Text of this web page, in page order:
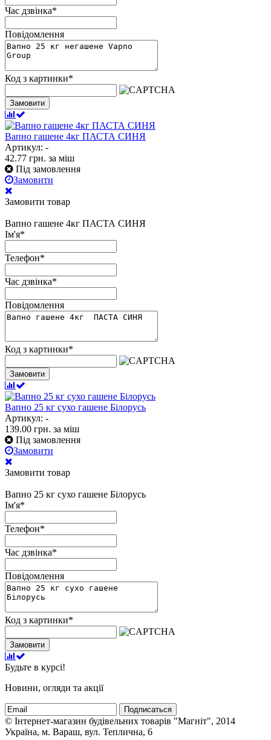
Час дзвінка*
Повідомлення
Код з картинки*
Замовити
Вапно гашене 4кг ПАСТА СИНЯ
Артикул: -
42.77 грн. за міш
Під замовлення
Замовити
Замовити товар
Вапно гашене 4кг ПАСТА СИНЯ
Ім'я*
Телефон*
Час дзвінка*
Повідомлення
Код з картинки*
Замовити
Вапно 25 кг сухо гашене Білорусь
Артикул: -
139.00 грн. за міш
Під замовлення
Замовити
Замовити товар
Вапно 25 кг сухо гашене Білорусь
Ім'я*
Телефон*
Час дзвінка*
Повідомлення
Код з картинки*
Замовити
Будьте в курсі!
Новини, огляди та акції
Подписаться
© Інтернет-магазин будівельних товарів "Магніт", 2014
Україна, м. Вараш, вул. Теплична, 6